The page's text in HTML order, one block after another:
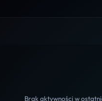
Brak aktywności w